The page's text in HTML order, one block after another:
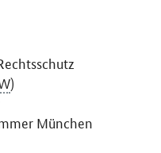
)
München